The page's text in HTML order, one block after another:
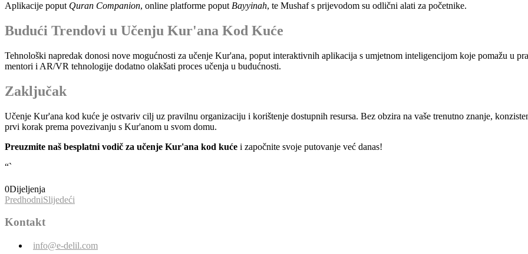
Aplikacije poput Quran Companion, online platforme poput Bayyinah, te Mushaf s prijevodom su odlični alati za početnike.
Budući Trendovi u Učenju Kur'ana Kod Kuće
Tehnološki napredak donosi nove mogućnosti za učenje Kur'ana, poput interaktivnih aplikacija s umjetnom inteligencijom koje pomažu u
mentori i AR/VR tehnologije dodatno olakšati proces učenja u budućnosti.
Zaključak
Učenje Kur'ana kod kuće je ostvariv cilj uz pravilnu organizaciju i korištenje dostupnih resursa. Bez obzira na vaše trenutno znanje,
prvi korak prema povezivanju s Kur'anom u svom domu.
Preuzmite naš besplatni vodič za učenje Kur'ana kod kuće i započnite svoje putovanje već danas!
“`
0Dijeljenja
PredhodniSlijedeći
Kontakt
info@e-delil.com